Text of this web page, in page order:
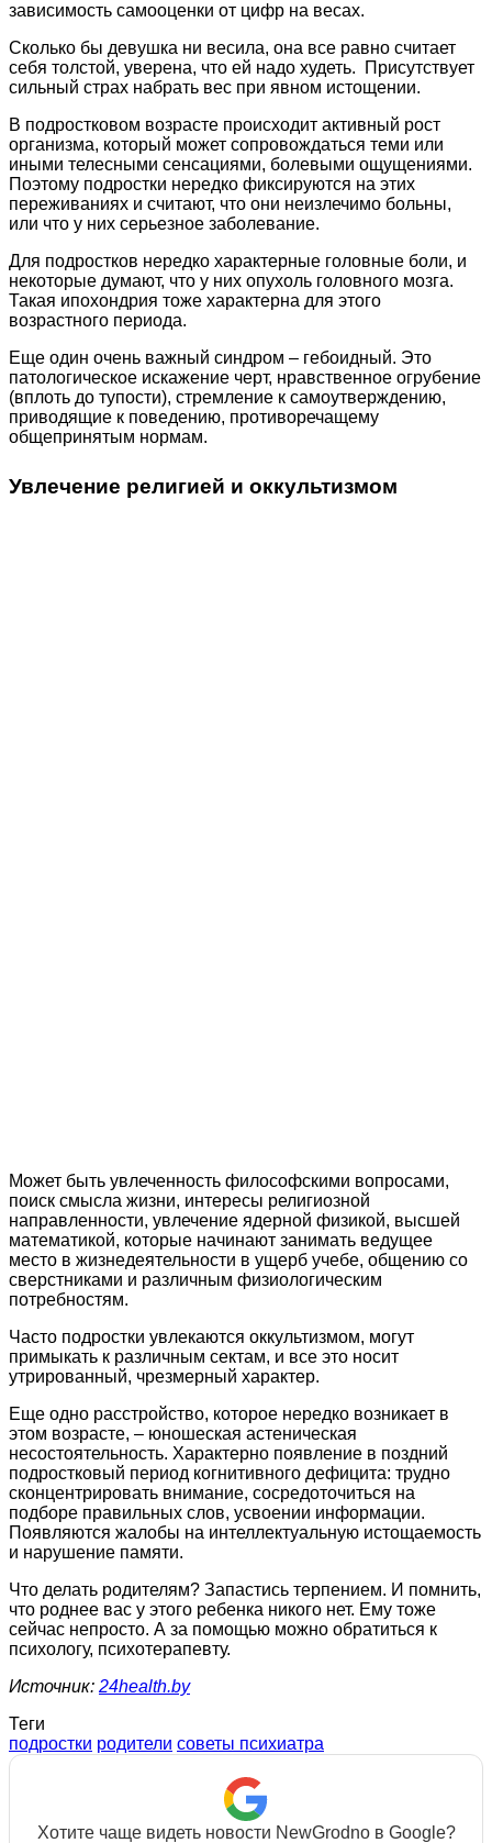
зависимость самооценки от цифр на весах.
Сколько бы девушка ни весила, она все равно считает
себя толстой, уверена, что ей надо худеть. Присутствует
сильный страх набрать вес при явном истощении.
В подростковом возрасте происходит активный рост
организма, который может сопровождаться теми или
иными телесными сенсациями, болевыми ощущениями.
Поэтому подростки нередко фиксируются на этих
переживаниях и считают, что они неизлечимо больны,
или что у них серьезное заболевание.
Для подростков нередко характерные головные боли, и
некоторые думают, что у них опухоль головного мозга.
Такая ипохондрия тоже характерна для этого
возрастного периода.
Еще один очень важный синдром – гебоидный. Это
патологическое искажение черт, нравственное огрубение
(вплоть до тупости), стремление к самоутверждению,
приводящие к поведению, противоречащему
общепринятым нормам.
Увлечение религией и оккультизмом
Может быть увлеченность философскими вопросами,
поиск смысла жизни, интересы религиозной
направленности, увлечение ядерной физикой, высшей
математикой, которые начинают занимать ведущее
место в жизнедеятельности в ущерб учебе, общению со
сверстниками и различным физиологическим
потребностям.
Часто подростки увлекаются оккультизмом, могут
примыкать к различным сектам, и все это носит
утрированный, чрезмерный характер.
Еще одно расстройство, которое нередко возникает в
этом возрасте, – юношеская астеническая
несостоятельность. Характерно появление в поздний
подростковый период когнитивного дефицита: трудно
сконцентрировать внимание, сосредоточиться на
подборе правильных слов, усвоении информации.
Появляются жалобы на интеллектуальную истощаемость
и нарушение памяти.
Что делать родителям? Запастись терпением. И помнить,
что роднее вас у этого ребенка никого нет. Ему тоже
сейчас непросто. А за помощью можно обратиться к
психологу, психотерапевту.
Источник: 24health.by
Теги
подростки родители советы психиатра
Хотите чаще видеть новости NewGrodno в Google?